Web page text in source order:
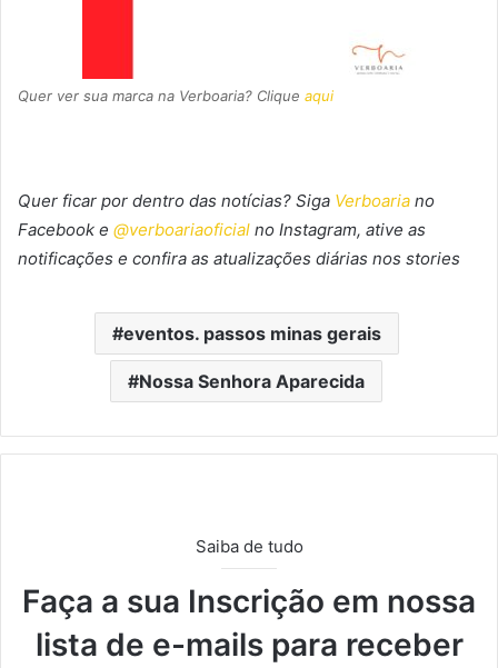
Quer ver sua marca na Verboaria? Clique aqui
Quer ficar por dentro das notícias? Siga Verboaria no
Facebook e @verboariaoficial no Instagram, ative as
notificações e confira as atualizações diárias nos stories
eventos. passos minas gerais
Nossa Senhora Aparecida
Saiba de tudo
Faça a sua Inscrição em nossa
lista de e-mails para receber